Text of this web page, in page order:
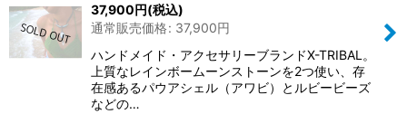
絞り込む
37,900円(税込)
通常販売価格: 37,900円
ハンドメイド・アクセサリーブランドX-TRIBAL。
上質なレインボームーンストーンを2つ使い、存
在感あるパウアシェル（アワビ）とルビービーズ
などの…